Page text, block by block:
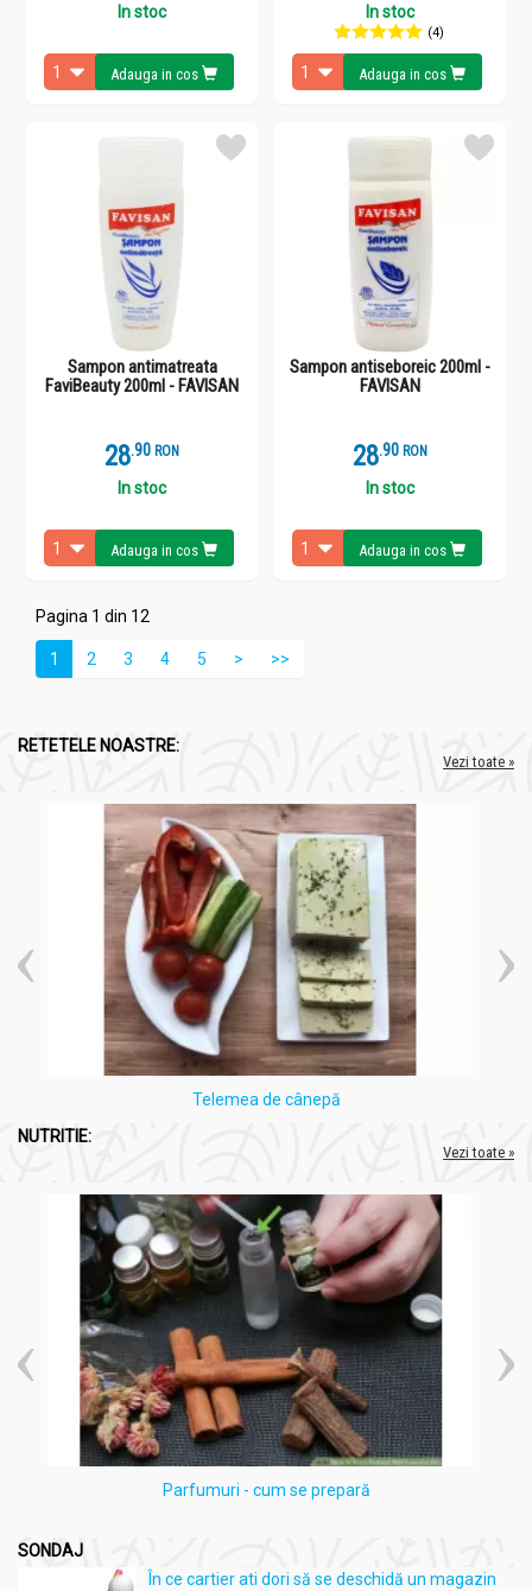
In stoc
Adauga in cos
In stoc
(4)
Adauga in cos
Sampon antimatreata
FaviBeauty 200ml - FAVISAN
28.9 RON
In stoc
Adauga in cos
Sampon antiseboreic 200ml -
FAVISAN
28.9 RON
In stoc
Adauga in cos
Pagina 1 din 12
1 2 3 4 5 > >>
RETETELE NOASTRE:
Vezi toate »
Telemea de cânepă
NUTRITIE:
Vezi toate »
Parfumuri - cum se prepară
SONDAJ
În ce cartier ati dori să se deschidă un magazin